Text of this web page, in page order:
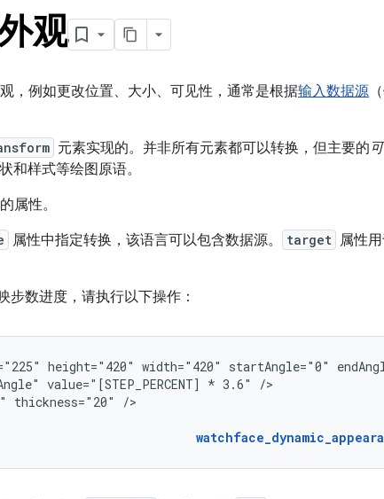
观
，例如更改位置、大小、可见性，通常是根据输入数据源
元素实现的。并非所有元素都可以转换，但主要的
和样式等绘图原语。
属性。
属性中指定转换，该语言可以包含数据源。 target 属性
步数进度，请执行以下操作：
height="420" width="420" startAngle="0"
value="[STEP_PERCENT] * 3.6"
thickness="20"
/>